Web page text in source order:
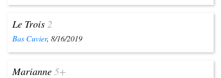
Le Trois 2
Bas Cuvier, 8/16/2019
Marianne5+